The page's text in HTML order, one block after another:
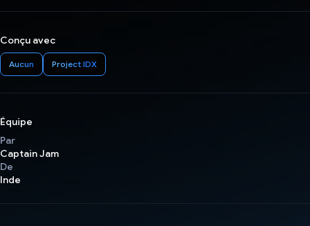
Conçu avec
Aucun Project IDX
Équipe
Par
Captain Jam
De
Inde